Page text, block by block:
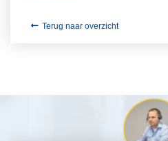
Terug naar overzicht